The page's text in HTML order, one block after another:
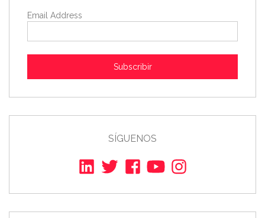
Email Address
Subscribir
SÍGUENOS